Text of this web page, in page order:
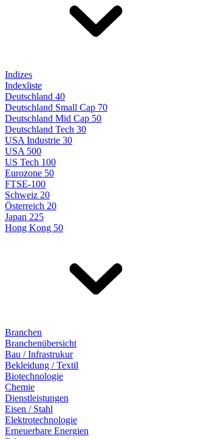
Indizes
Indexliste
Deutschland 40
Deutschland Small Cap 70
Deutschland Mid Cap 50
Deutschland Tech 30
USA Industrie 30
USA 500
US Tech 100
Eurozone 50
FTSE-100
Schweiz 20
Österreich 20
Japan 225
Hong Kong 50
Branchen
Branchenübersicht
Bau / Infrastrukur
Bekleidung / Textil
Biotechnologie
Chemie
Dienstleistungen
Eisen / Stahl
Elektrotechnologie
Erneuerbare Energien